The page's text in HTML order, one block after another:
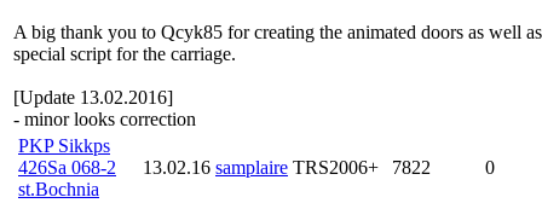
A big thank you to Qcyk85 for creating the animated doors as well
special script for the carriage.
[Update 13.02.2016]
- minor looks correction
PKP Sikkps
426Sa 068-2
st.Bochnia
13.02.16 samplaire TRS2006+ 7822 0